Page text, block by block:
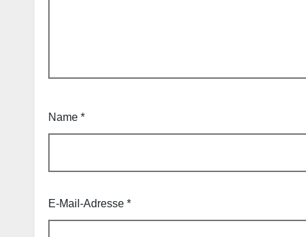
Name *
E-Mail-Adresse *